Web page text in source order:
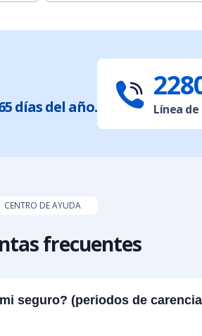
días del año. Línea
CENTRO DE AYUDA
frecuentes
seguro? (periodos de